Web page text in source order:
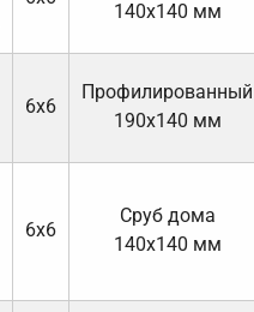
140х140 мм
6х6
Профилированный
190х140 мм
6х6
Cруб дома
140х140 мм